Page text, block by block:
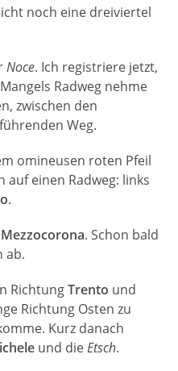
noch eine dreiviertel
Noce. Ich registriere jetzt,
Radweg nehme
zwischen den
Weg.
omineusen roten Pfeil
einen Radweg: links
.
Mezzocorona. Schon bald
ab.
RichtungTrento und
Richtung Osten zu
Kurz danach
und dieEtsch.